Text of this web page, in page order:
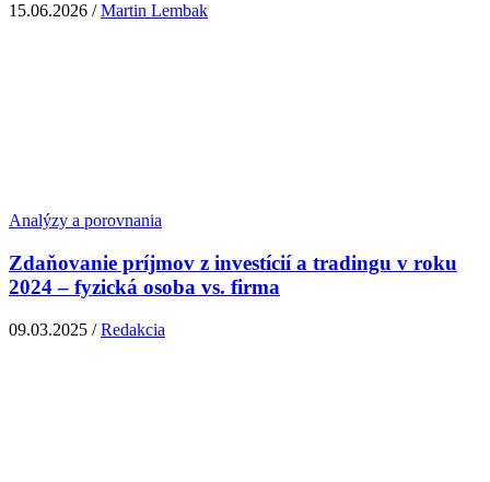
15.06.2026 /Martin Lembak
Analýzy a porovnania
Zdaňovanie príjmov z investícií a tradingu v roku
2024 – fyzická osoba vs. firma
09.03.2025 /Redakcia